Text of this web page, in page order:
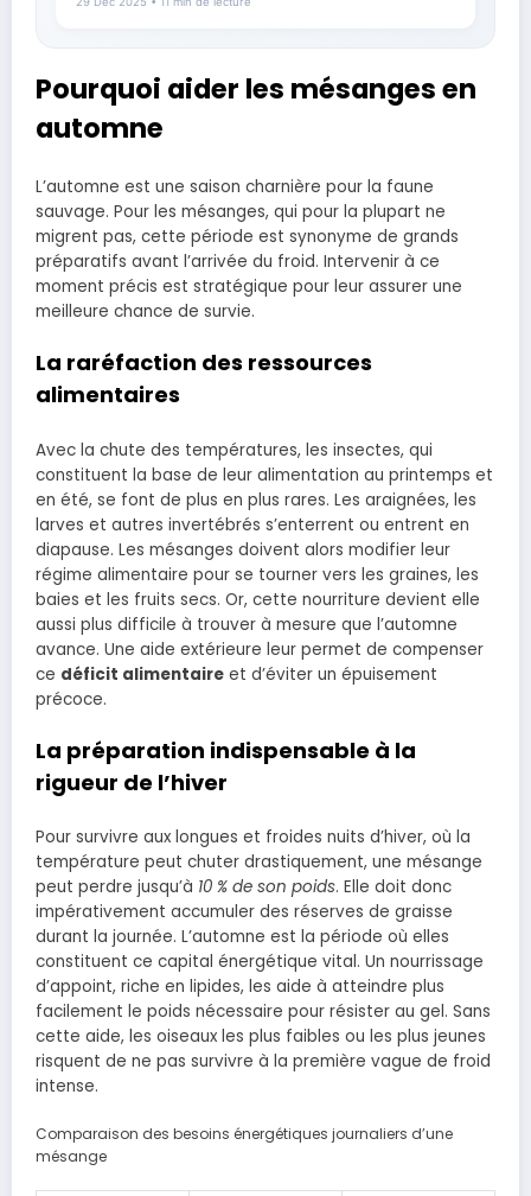
Pourquoi aider les mésanges en
automne
L’automne est une saison charnière pour la faune
sauvage. Pour les mésanges, qui pour la plupart ne
migrent pas, cette période est synonyme de grands
préparatifs avant l’arrivée du froid. Intervenir à ce
moment précis est stratégique pour leur assurer une
meilleure chance de survie.
La raréfaction des ressources
alimentaires
Avec la chute des températures, les insectes, qui
constituent la base de leur alimentation au printemps et
en été, se font de plus en plus rares. Les araignées, les
larves et autres invertébrés s’enterrent ou entrent en
diapause. Les mésanges doivent alors modifier leur
régime alimentaire pour se tourner vers les graines, les
baies et les fruits secs. Or, cette nourriture devient elle
aussi plus difficile à trouver à mesure que l’automne
avance. Une aide extérieure leur permet de compenser
ce déficit alimentaire et d’éviter un épuisement
précoce.
La préparation indispensable à la
rigueur de l’hiver
Pour survivre aux longues et froides nuits d’hiver, où la
température peut chuter drastiquement, une mésange
peut perdre jusqu’à 10 % de son poids. Elle doit donc
impérativement accumuler des réserves de graisse
durant la journée. L’automne est la période où elles
constituent ce capital énergétique vital. Un nourrissage
d’appoint, riche en lipides, les aide à atteindre plus
facilement le poids nécessaire pour résister au gel. Sans
cette aide, les oiseaux les plus faibles ou les plus jeunes
risquent de ne pas survivre à la première vague de froid
intense.
Comparaison des besoins énergétiques journaliers d’une
mésange